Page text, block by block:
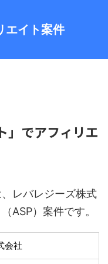
エイト案件
」でアフィリエ
レバレジーズ株式
ASP）案件です。
会社